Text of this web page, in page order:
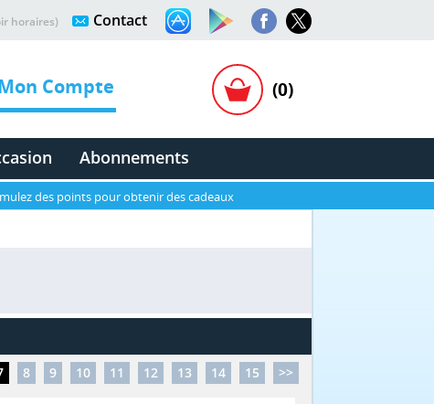
Contact
horaires)
Compte (0)
Abonnements
des points pour obtenir des cadeaux
8 9 10 11 12 13 14 15 >>